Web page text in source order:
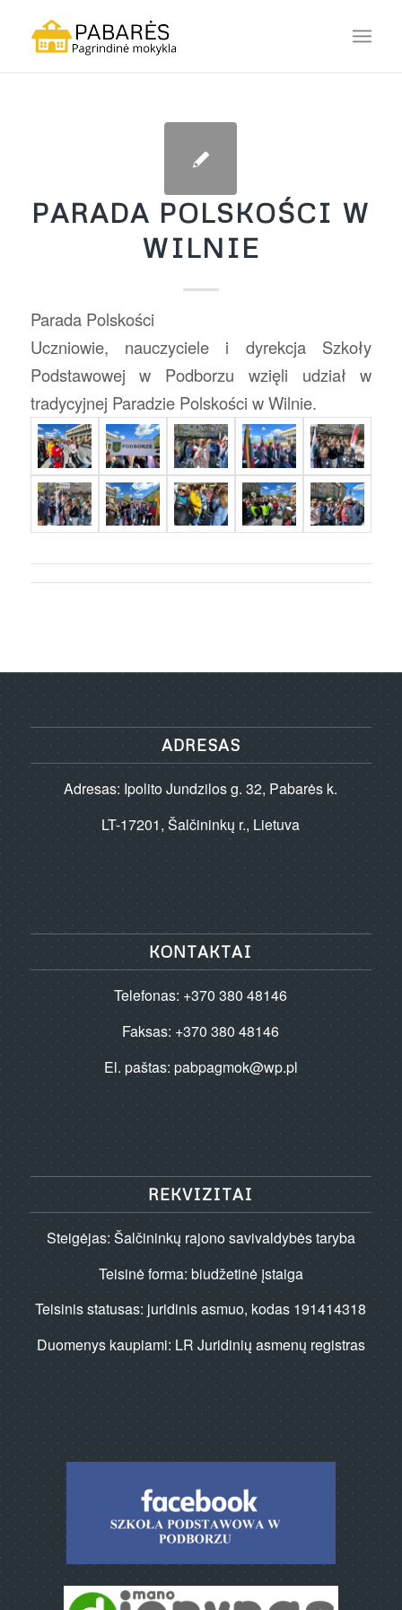
PARADA POLSKOŚCI W
WILNIE
Parada Polskości
Uczniowie, nauczyciele i dyrekcja Szkoły
Podstawowej w Podborzu wzięli udział w
tradycyjnej Paradzie Polskości w Wilnie.
ADRESAS
Adresas: Ipolito Jundzilos g. 32, Pabarės k.
LT-17201, Šalčininkų r., Lietuva
KONTAKTAI
Telefonas: +370 380 48146
Faksas: +370 380 48146
El. paštas: pabpagmok@wp.pl
REKVIZITAI
Steigėjas: Šalčininkų rajono savivaldybės taryba
Teisinė forma: biudžetinė įstaiga
Teisinis statusas: juridinis asmuo, kodas 191414318
Duomenys kaupiami: LR Juridinių asmenų registras